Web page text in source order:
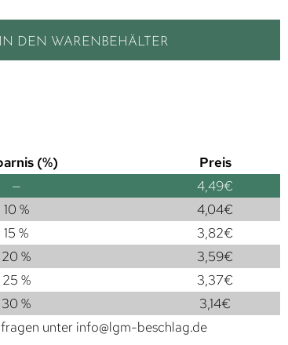
IN DEN WARENBEHÄLTER
(%)
Preis
— 4,49€
10 % 4,04€
15 % 3,82€
20 % 3,59€
25 % 3,37€
30 % 3,14€
unter info@lgm-beschlag.de